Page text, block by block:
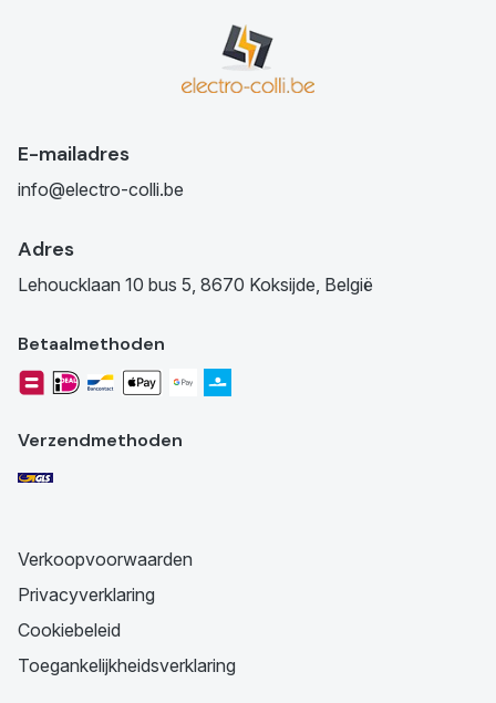
E-mailadres
info@electro-colli.be
Adres
Lehoucklaan 10 bus 5, 8670 Koksijde, België
Betaalmethoden
Verzendmethoden
Verkoopvoorwaarden
Privacyverklaring
Cookiebeleid
Toegankelijkheidsverklaring